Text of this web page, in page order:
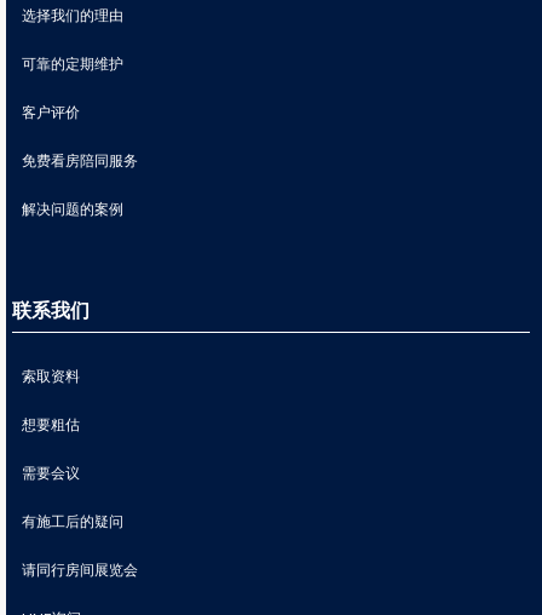
选择我们的理由
可靠的定期维护
客户评价
免费看房陪同服务
解决问题的案例
联系我们
索取资料
想要粗估
需要会议
有施工后的疑问
请同行房间展览会